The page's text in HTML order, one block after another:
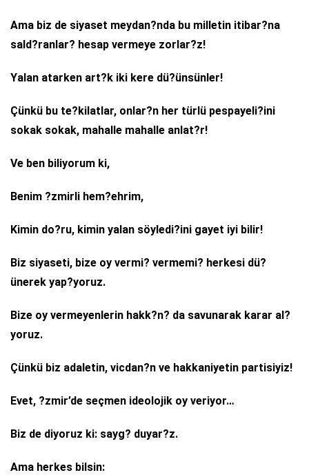
Ama biz de siyaset meydan?nda bu milletin itibar?na
sald?ranlar? hesap vermeye zorlar?z!
Yalan atarken art?k iki kere dü?ünsünler!
Çünkü bu te?kilatlar, onlar?n her türlü pespayeli?ini
sokak sokak, mahalle mahalle anlat?r!
Ve ben biliyorum ki,
Benim ?zmirli hem?ehrim,
Kimin do?ru, kimin yalan söyledi?ini gayet iyi bilir!
Biz siyaseti, bize oy vermi? vermemi? herkesi dü?
ünerek yap?yoruz.
Bize oy vermeyenlerin hakk?n? da savunarak karar al?
yoruz.
Çünkü biz adaletin, vicdan?n ve hakkaniyetin partisiyiz!
Evet, ?zmir’de seçmen ideolojik oy veriyor…
Biz de diyoruz ki: sayg? duyar?z.
Ama herkes bilsin: